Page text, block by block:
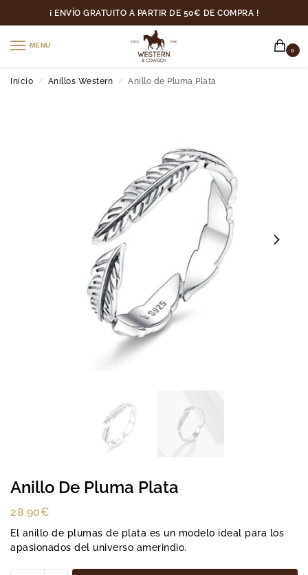
¡ ENVÍO GRATUITO A PARTIR DE 50€ DE COMPRA !
MENU
0
Inicio / Anillos Western / Anillo de Pluma Plata
Anillo De Pluma Plata
28.90€
El anillo de plumas de plata es un modelo ideal para los
apasionados del universo amerindio.